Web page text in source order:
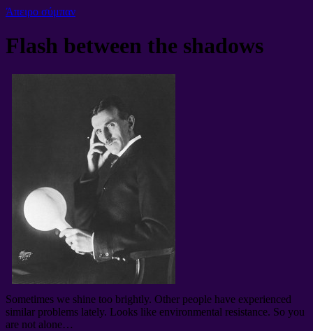
Άπειρο σύμπαν
Flash between the shadows
Sometimes we shine too brightly. Other people have experienced
similar problems lately. Looks like environmental resistance. So you
are not alone…